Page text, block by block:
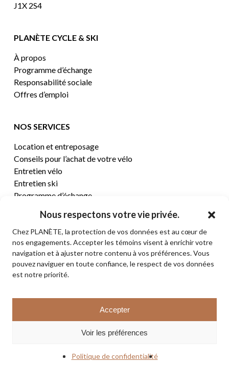
Nous respectons votre vie privée.
Chez PLANÈTE, la protection de vos données est au cœur de
nos engagements. Accepter les témoins visent à enrichir votre
navigation et à ajuster notre contenu à vos préférences. Vous
pouvez naviguer en toute confiance, le respect de vos données
est notre priorité.
Accepter
Voir les préférences
Politique de confidentialité
Sous-total: 0,00$
VOIR LE PANIER
J1X 2S4
PLANÈTE CYCLE & SKI
À propos
Programme d’échange
Responsabilité sociale
Offres d’emploi
NOS SERVICES
Location et entreposage
Conseils pour l’achat de votre vélo
Entretien vélo
Entretien ski
Programme d’échange
CENTRE D’AIDE
Termes et conditions de vente
Retours et remboursements
Politique de confidentialité
© 2026 PLANÈTE CYCLE & SKI. Tous droits réservés.